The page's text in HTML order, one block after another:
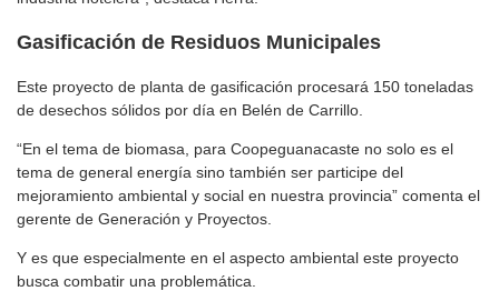
Gasificación de Residuos Municipales
Este proyecto de planta de gasificación procesará 150 toneladas
de desechos sólidos por día en Belén de Carrillo.
“En el tema de biomasa, para Coopeguanacaste no solo es el
tema de general energía sino también ser participe del
mejoramiento ambiental y social en nuestra provincia” comenta el
gerente de Generación y Proyectos.
Y es que especialmente en el aspecto ambiental este proyecto
busca combatir una problemática.